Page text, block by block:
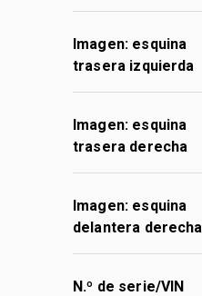
Imagen: esquina
trasera izquierda
Imagen: esquina
trasera derecha
Imagen: esquina
delantera derecha
N.º de serie/VIN